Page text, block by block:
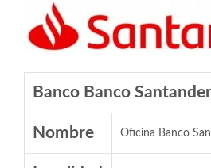
Banco Banco Santander
Nombre Oficina Banco